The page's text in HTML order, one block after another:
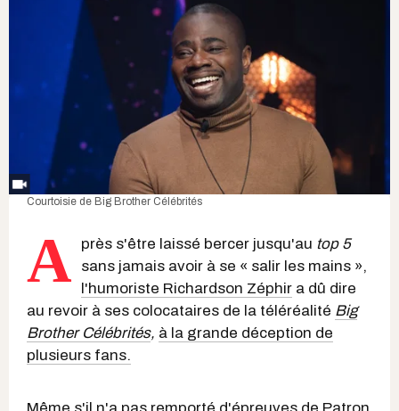
Courtoisie de Big Brother Célébrités
A près s'être laissé bercer jusqu'au top 5
sans jamais avoir à se « salir les mains »,
l'humoriste Richardson Zéphir a dû dire
au revoir à ses colocataires de la téléréalité Big
Brother Célébrités, à la grande déception de
plusieurs fans.